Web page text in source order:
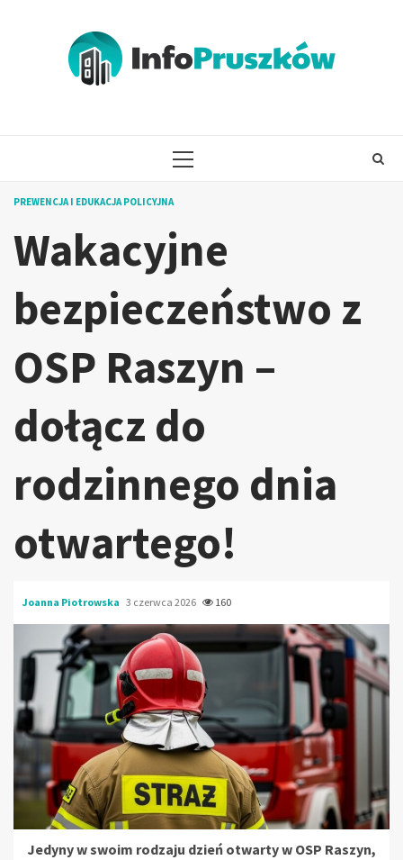
PRIMARY
PREWENCJA I EDUKACJA POLICYJNA
Wakacyjne
bezpieczeństwo z
OSP Raszyn –
dołącz do
rodzinnego dnia
otwartego!
Joanna Piotrowska 3 czerwca 2026 160
Jedyny w swoim rodzaju dzień otwarty w OSP Raszyn,